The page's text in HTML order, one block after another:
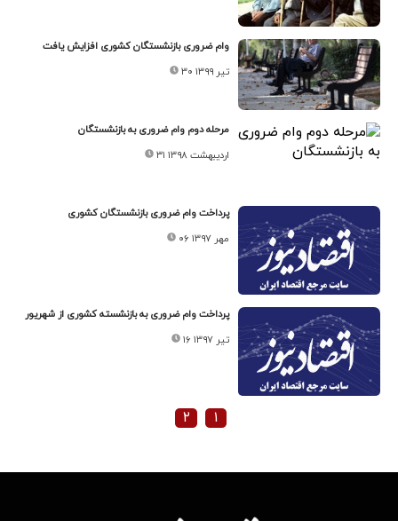
وام ضروری بازنشستگان کشوری افزایش یافت
۳۰ تیر ۱۳۹۹
مرحله دوم وام ضروری به بازنشستگان
۳۱ اردیبهشت ۱۳۹۸
پرداخت وام ضروری بازنشستگان کشوری
۰۶ مهر ۱۳۹۷
پرداخت وام ضروری به بازنشسته کشوری از شهریور
۱۶ تیر ۱۳۹۷
۱ ۲